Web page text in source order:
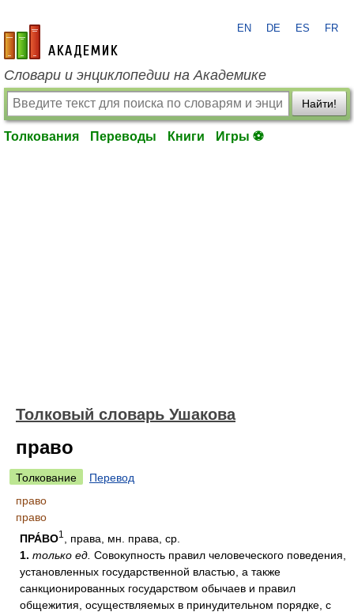
academic.ru
EN DE ES FR
Словари и энциклопедии на Академике
Найти!
Толкования Переводы Книги Игры ⚽
Толковый словарь Ушакова
право
Толкование
Перевод
право
право
ПРА́ВО1
, права, мн. права, ср.
1. только ед. Совокупность правил человеческого поведения,
установленных государственной властью, а также
санкционированных государством обычаев и правил
общежития, осуществляемых в принудительном порядке, с